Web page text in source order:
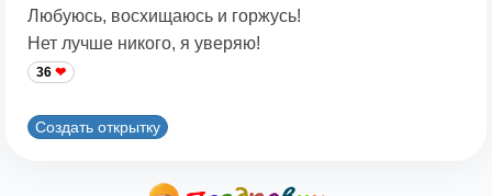
Любуюсь, восхищаюсь и горжусь!
Нет лучше никого, я уверяю!
36
Создать открытку